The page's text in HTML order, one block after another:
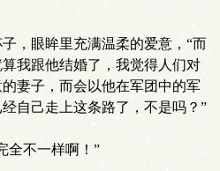
，眼眸里充满温柔的爱意，“而
我跟他结婚了，我觉得人们对
妻子，而会以他在军团中的军
自己走上这条路了，不是吗？”
全不一样啊！”